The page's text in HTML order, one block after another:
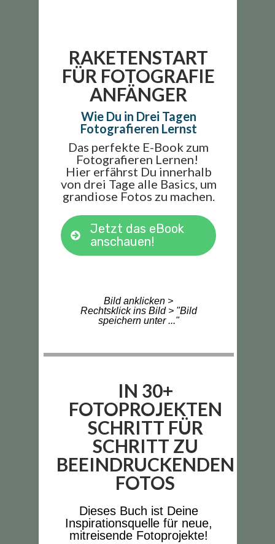
RAKETENSTART
FÜR FOTOGRAFIE
ANFÄNGER
Wie Du in Drei Tagen
Fotografieren Lernst
Das perfekte E-Book zum
Fotografieren Lernen!
Hier erfährst Du innerhalb
von drei Tage alle Basics, um
grandiose Fotos zu machen.
Jetzt das eBook
anschauen!
Bild anklicken >
Rechtsklick ins Bild > "Bild
speichern unter ..."
IN 30+
FOTOPROJEKTEN
SCHRITT FÜR
SCHRITT ZU
BEEINDRUCKENDEN
FOTOS
Dieses Buch ist Deine
Inspirationsquelle für neue,
mitreisende Fotoprojekte!